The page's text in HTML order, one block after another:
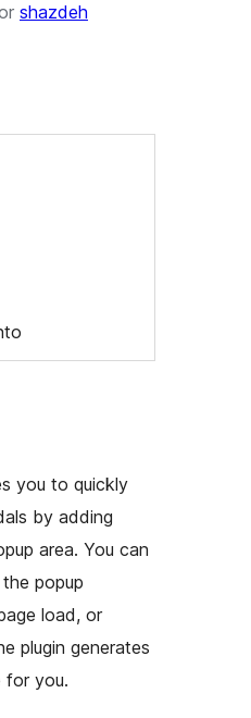
shazdeh
you to quickly
by adding
area. You can
popup
load, or
plugin generates
for you.